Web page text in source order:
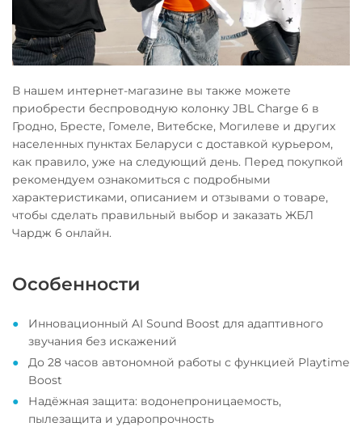
В нашем интернет-магазине вы также можете
приобрести беспроводную колонку JBL Charge 6 в
Гродно, Бресте, Гомеле, Витебске, Могилеве и других
населенных пунктах Беларуси с доставкой курьером,
как правило, уже на следующий день. Перед покупкой
рекомендуем ознакомиться с подробными
характеристиками, описанием и отзывами о товаре,
чтобы сделать правильный выбор и заказать ЖБЛ
Чардж 6 онлайн.
Особенности
Инновационный AI Sound Boost для адаптивного
звучания без искажений
До 28 часов автономной работы с функцией Playtime
Boost
Надёжная защита: водонепроницаемость,
пылезащита и ударопрочность